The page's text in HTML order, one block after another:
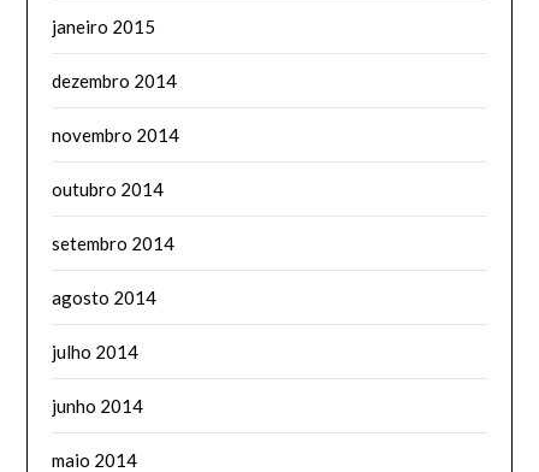
janeiro 2015
dezembro 2014
novembro 2014
outubro 2014
setembro 2014
agosto 2014
julho 2014
junho 2014
maio 2014